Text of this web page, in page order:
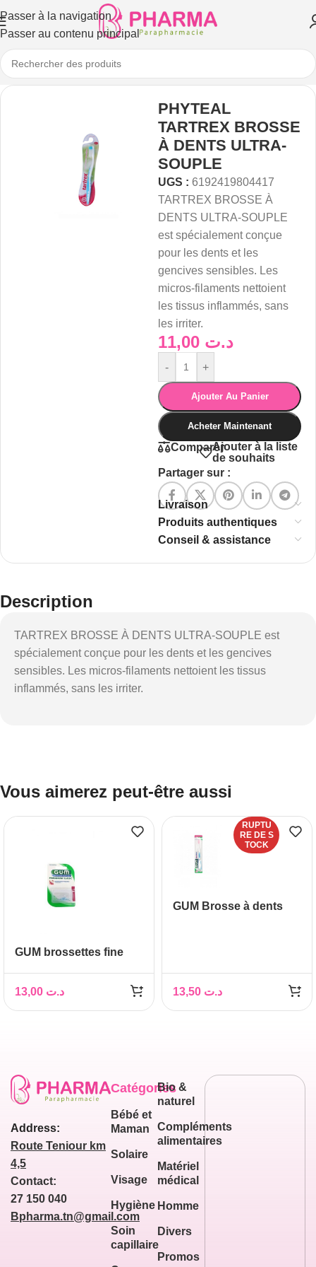
Passer à la navigation
Passer au contenu principal
PHYTEAL
TARTREX BROSSE
À DENTS ULTRA-
SOUPLE
UGS : 6192419804417
TARTREX BROSSE À
DENTS ULTRA-SOUPLE
est spécialement conçue
pour les dents et les
gencives sensibles. Les
micros-filaments nettoient
les tissus inflammés, sans
les irriter.
د.ت
- +
Ajouter Au Panier
Acheter Maintenant
ComparerAjouter à la liste
de souhaits
Partager sur :
Livraison
Produits authentiques
Conseil & assistance
Description
TARTREX BROSSE À DENTS ULTRA-SOUPLE est
spécialement conçue pour les dents et les gencives
sensibles. Les micros-filaments nettoient les tissus
inflammés, sans les irriter.
Vous aimerez peut-être aussi
GUM brossettes fine
د.ت
RUPTU
RE DE S
TOCK
GUM Brosse à dents
د.ت
Address:
Route Teniour km
4,5
Contact:
27 150 040
Bpharma.tn@gmail.com
Catégories
Bébé et
Maman
Solaire
Visage
Hygiène
Soin
capillaire
Bio &
naturel
Compléments
alimentaires
Matériel
médical
Homme
Divers
Promos